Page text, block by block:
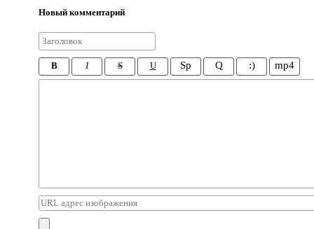
Новый комментарий
B I S U Sp Q :) mp4